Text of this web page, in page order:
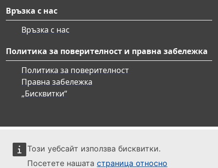
Този уебсайт използва бисквитки.
Посетете нашата страница относно
Връзка с нас
Връзка с нас
Политика за поверителност и правна забележка
Политика за поверителност
Правна забележка
„Бисквитки“